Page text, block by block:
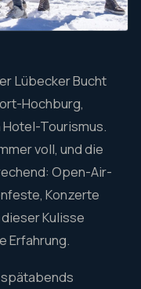
Lübecker Bucht
Hochburg,
Tourismus.
voll, und die
Open-Air-
Konzerte
Kulisse
Erfahrung.